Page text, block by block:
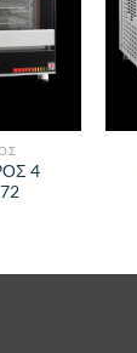
στην λίστα
επιθυμιών
4